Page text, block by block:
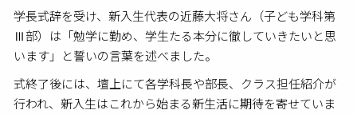
学長式辞を受け、新入生代表の近藤大将さん（子ども学科第
Ⅲ部）は「勉学に勤め、学生たる本分に徹していきたいと思
います」と誓いの言葉を述べました。
式終了後には、壇上にて各学科長や部長、クラス担任紹介が
行われ、新入生はこれから始まる新生活に期待を寄せていま